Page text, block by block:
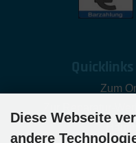
Zum
Diese Webseite
andere